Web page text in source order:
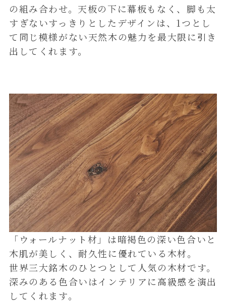
の組み合わせ。天板の下に幕板もなく、脚も太
すぎないすっきりとしたデザインは、1つとし
て同じ模様がない天然木の魅力を最大限に引き
出してくれます。
「ウォールナット材」は暗褐色の深い色合いと
木肌が美しく、耐久性に優れている木材。
世界三大銘木のひとつとして人気の木材です。
深みのある色合いはインテリアに高級感を演出
してくれます。